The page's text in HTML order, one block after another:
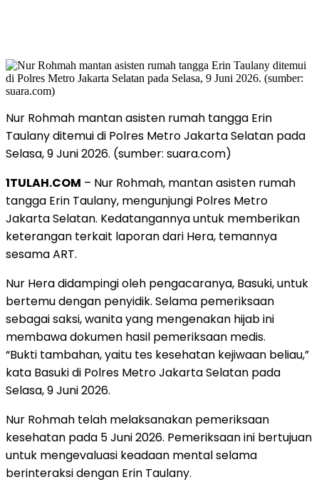
Nur Rohmah mantan asisten rumah tangga Erin
Taulany ditemui di Polres Metro Jakarta Selatan pada
Selasa, 9 Juni 2026. (sumber: suara.com)
1TULAH.COM – Nur Rohmah, mantan asisten rumah
tangga Erin Taulany, mengunjungi Polres Metro
Jakarta Selatan. Kedatangannya untuk memberikan
keterangan terkait laporan dari Hera, temannya
sesama ART.
Nur Hera didampingi oleh pengacaranya, Basuki, untuk
bertemu dengan penyidik. Selama pemeriksaan
sebagai saksi, wanita yang mengenakan hijab ini
membawa dokumen hasil pemeriksaan medis.
“Bukti tambahan, yaitu tes kesehatan kejiwaan beliau,”
kata Basuki di Polres Metro Jakarta Selatan pada
Selasa, 9 Juni 2026.
Nur Rohmah telah melaksanakan pemeriksaan
kesehatan pada 5 Juni 2026. Pemeriksaan ini bertujuan
untuk mengevaluasi keadaan mental selama
berinteraksi dengan Erin Taulany.